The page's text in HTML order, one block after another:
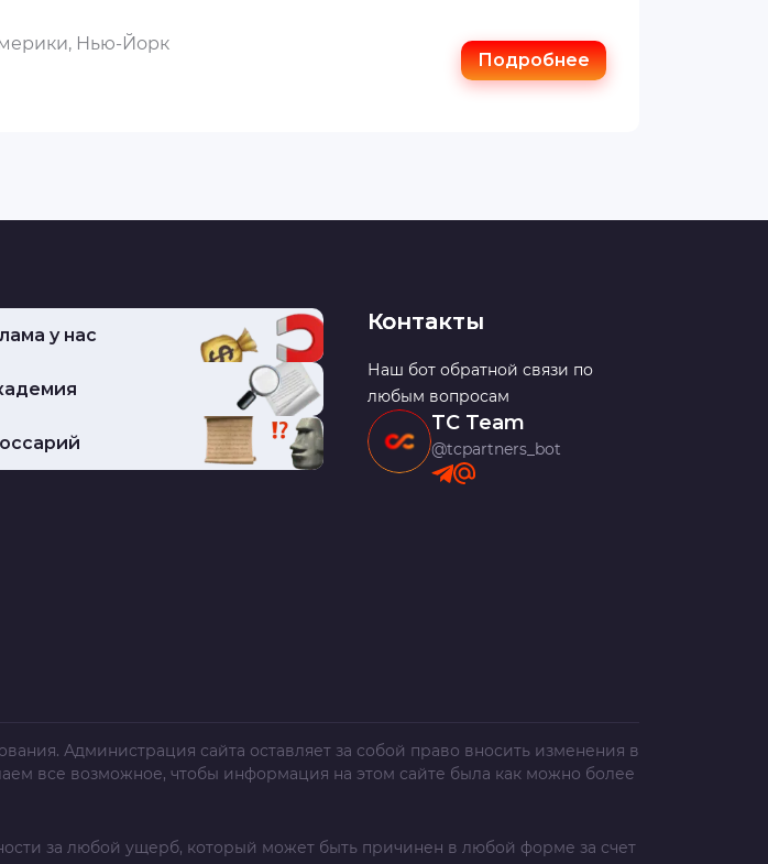
Нью-Йорк
Подробнее
у нас
Контакты
Наш бот обратной связи по
любым вопросам
TC Team
@tcpartners_bot
Администрация сайта оставляет за собой право вносить изменения в
все возможное, чтобы информация на этом сайте была как можно более
за любой ущерб, который может быть причинен в любой форме за счет